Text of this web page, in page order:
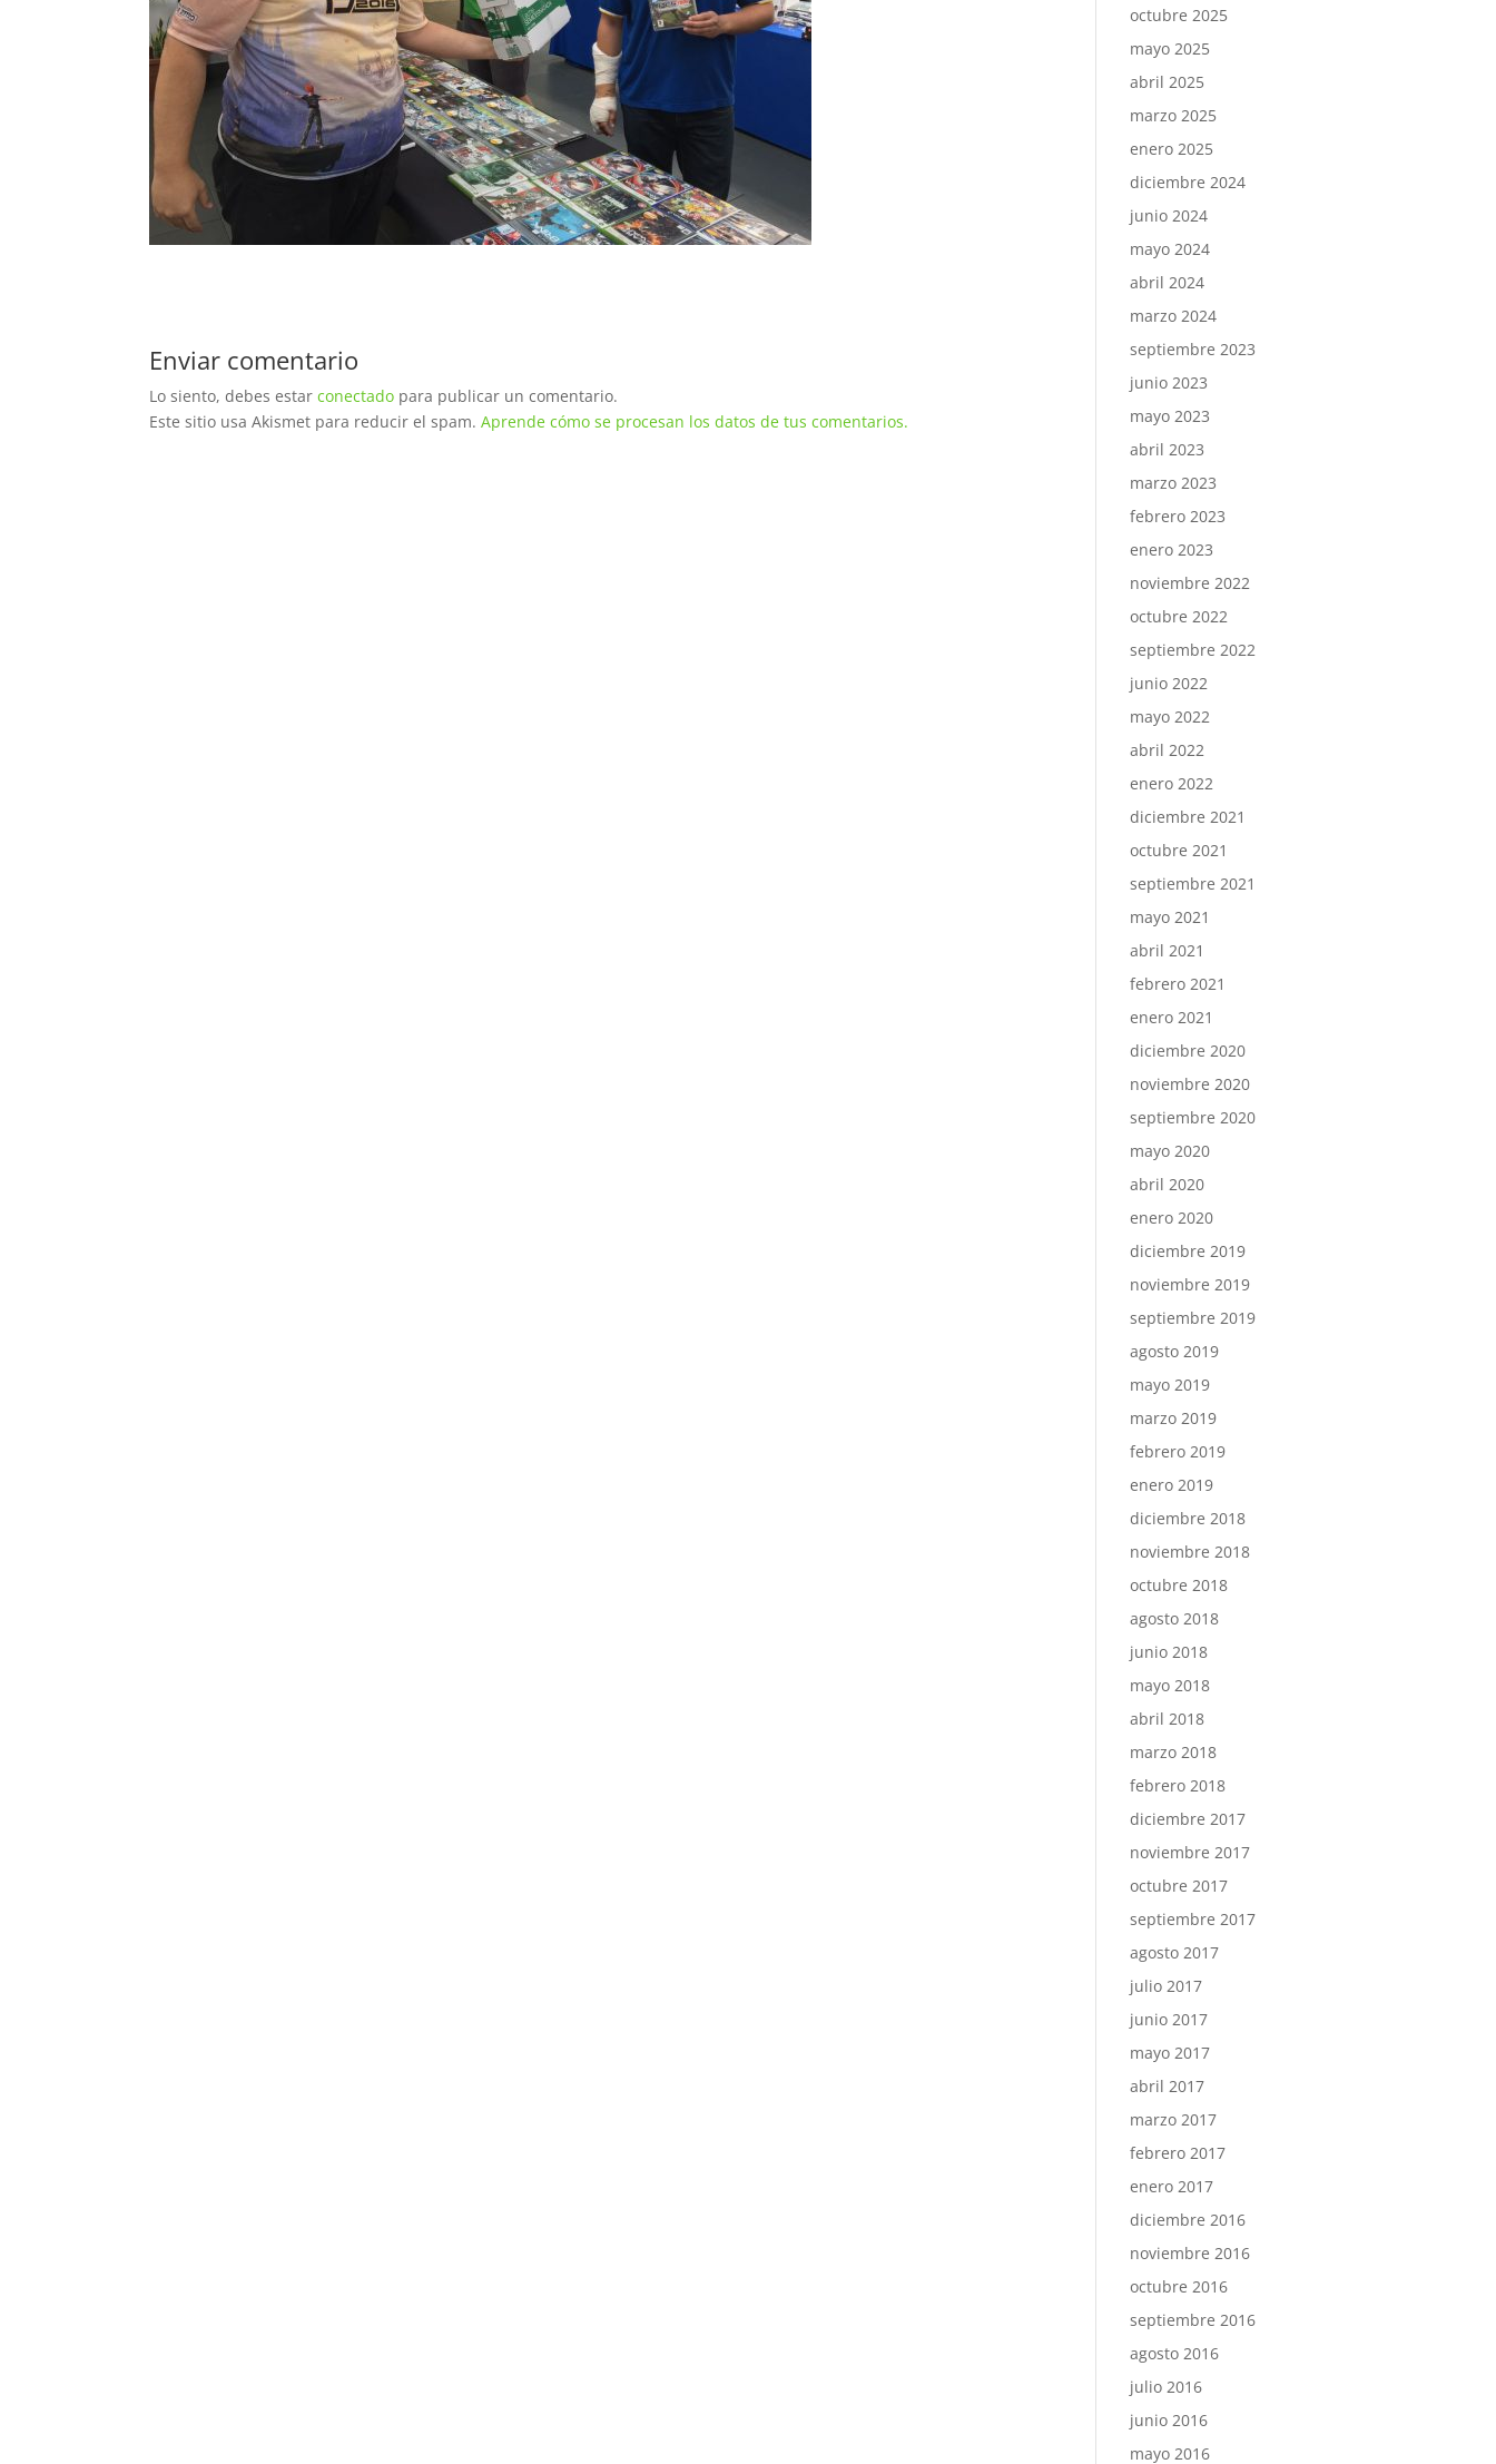
Enviar comentario
Lo siento, debes estarconectado para publicar un comentario.
Este sitio usa Akismet para reducir el spam.Aprende cómo se procesan los datos de tus comentarios.
octubre 2025
mayo 2025
abril 2025
marzo 2025
enero 2025
diciembre 2024
junio 2024
mayo 2024
abril 2024
marzo 2024
septiembre 2023
junio 2023
mayo 2023
abril 2023
marzo 2023
febrero 2023
enero 2023
noviembre 2022
octubre 2022
septiembre 2022
junio 2022
mayo 2022
abril 2022
enero 2022
diciembre 2021
octubre 2021
septiembre 2021
mayo 2021
abril 2021
febrero 2021
enero 2021
diciembre 2020
noviembre 2020
septiembre 2020
mayo 2020
abril 2020
enero 2020
diciembre 2019
noviembre 2019
septiembre 2019
agosto 2019
mayo 2019
marzo 2019
febrero 2019
enero 2019
diciembre 2018
noviembre 2018
octubre 2018
agosto 2018
junio 2018
mayo 2018
abril 2018
marzo 2018
febrero 2018
diciembre 2017
noviembre 2017
octubre 2017
septiembre 2017
agosto 2017
julio 2017
junio 2017
mayo 2017
abril 2017
marzo 2017
febrero 2017
enero 2017
diciembre 2016
noviembre 2016
octubre 2016
septiembre 2016
agosto 2016
julio 2016
junio 2016
mayo 2016